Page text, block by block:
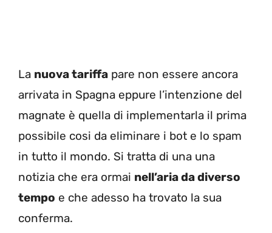
La nuova tariffa pare non essere ancora
arrivata in Spagna eppure l’intenzione del
magnate è quella di implementarla il prima
possibile cosi da eliminare i bot e lo spam
in tutto il mondo. Si tratta di una una
notizia che era ormai nell’aria da diverso
tempo e che adesso ha trovato la sua
conferma.